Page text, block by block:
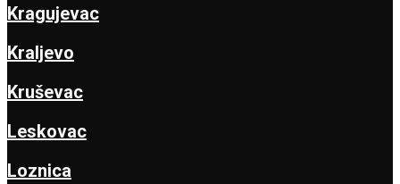
Kragujevac
Kraljevo
Kruševac
Leskovac
Loznica